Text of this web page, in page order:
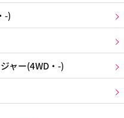
-)
ャー(4WD・-)